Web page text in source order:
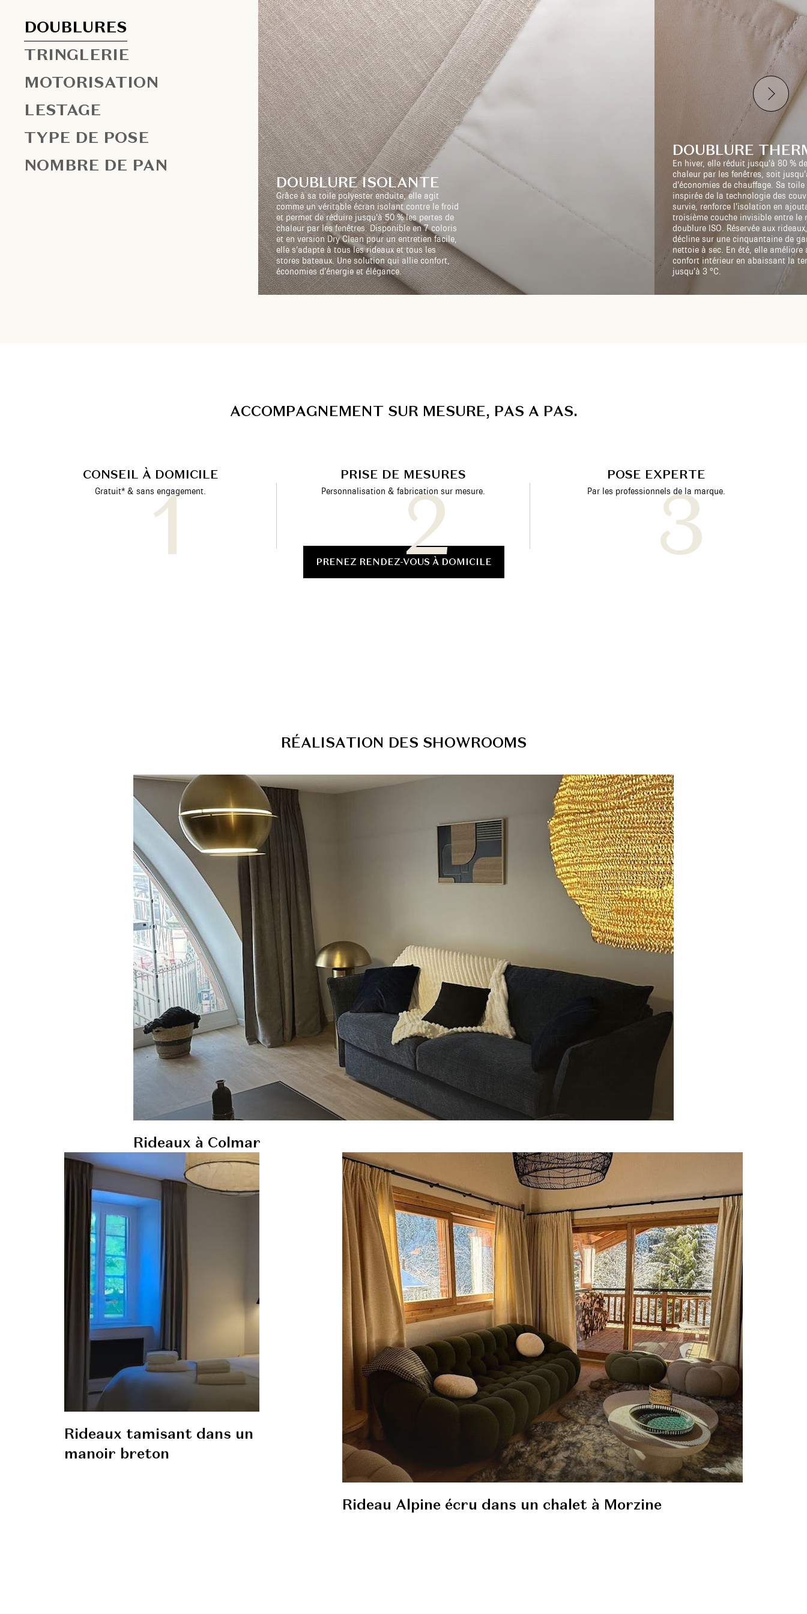
DOUBLURES
TRINGLERIE
MOTORISATION
LESTAGE
TYPE DE POSE
NOMBRE DE PAN
DOUBLURE ISOLANTE
Grâce à sa toile polyester enduite, elle agit
comme un véritable écran isolant contre le froid
et permet de réduire jusqu’à 50 % les pertes de
chaleur par les fenêtres. Disponible en 7 coloris
et en version Dry Clean pour un entretien facile,
elle s’adapte à tous les rideaux et tous les
stores bateaux. Une solution qui allie confort,
économies d’énergie et élégance.
DOUBLURE
En hiver, elle réduit jusqu’à 80 %
chaleur par les fenêtres, soit
d’économies de chauffage. Sa
inspirée de la technologie des
survie, renforce l’isolation en
troisième couche invisible entre le
doublure ISO. Réservée aux
décline sur une cinquantaine de
nettoie à sec. En été, elle améliore
confort intérieur en abaissant la
jusqu’à 3 °C.
ACCOMPAGNEMENT SUR MESURE, PAS A PAS.
CONSEIL À DOMICILE
Gratuit* & sans engagement.
PRISE DE MESURES
Personnalisation & fabrication sur mesure.
POSE EXPERTE
Par les professionnels de la marque.
PRENEZ RENDEZ-VOUS À DOMICILE
RÉALISATION DES SHOWROOMS
Rideaux à Colmar
Rideaux tamisant dans un
manoir breton
Rideau Alpine écru dans un chalet à Morzine